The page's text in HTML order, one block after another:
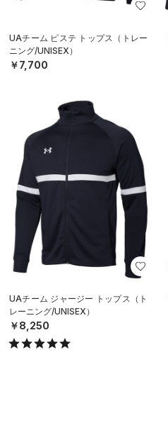
UAチーム ピステ トップス（トレー
ニング/UNISEX）
￥7,700
UAチーム ジャージー トップス（ト
レーニング/UNISEX）
￥8,250